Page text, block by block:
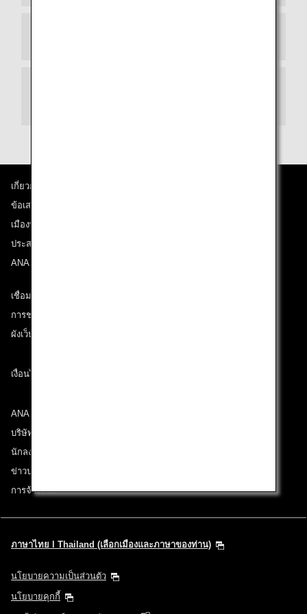
เกี่ยวกับ ANA
ข้อเสนอและประกาศ
เมืองที่เราเดินทางไป
ประสบการณ์ ANA
ANA Mileage Club
เชื่อมต่อกับ ANA
การช่วยเหลือด้านเทคนิค (ความสามารถในการเข้าถึง)
ผังเว็บไซต์
เงื่อนไขการขนส่ง
ANA Group
บริษัทในเครือ
นักลงทุนสัมพันธ์
ข่าวประชาสัมพันธ์
การจ้างงาน
ภาษาไทย l Thailand (เลือกเมืองและภาษาของท่าน)
นโยบายความเป็นส่วนตัว
นโยบายคุกกี้